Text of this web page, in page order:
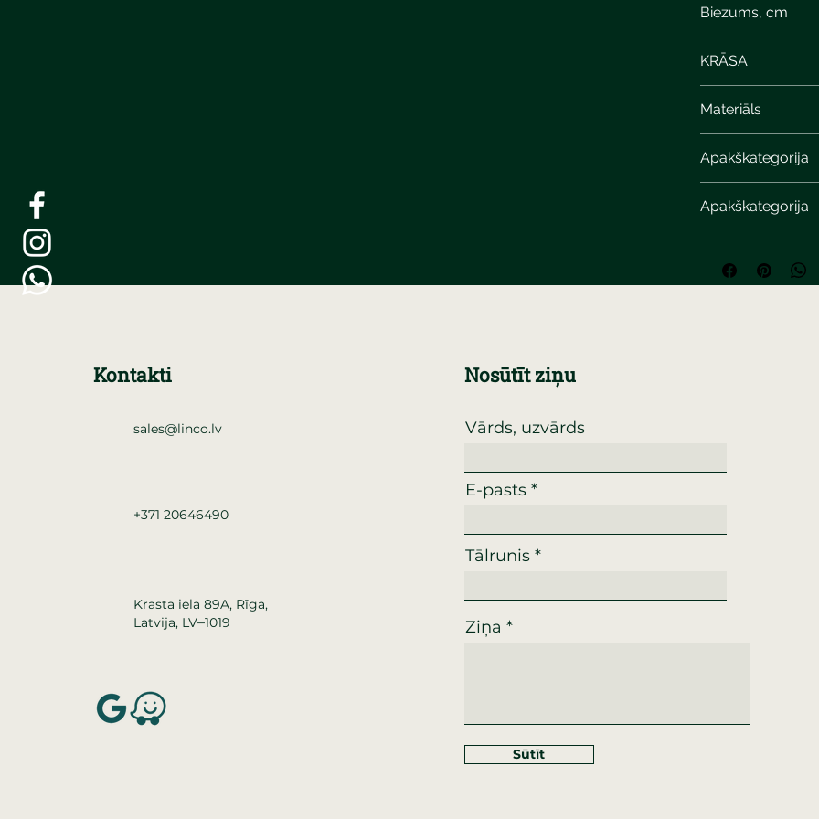
Biezums, cm
KRĀSA
Materiāls
Apakškategorija
Apakškategorija
Kontakti
sales@linco.lv
+371 20646490
Krasta iela 89A, Rīga,
Latvija, LV–1019
Nosūtīt ziņu
Vārds, uzvārds
E-pasts
Tālrunis
Ziņa
Sūtīt